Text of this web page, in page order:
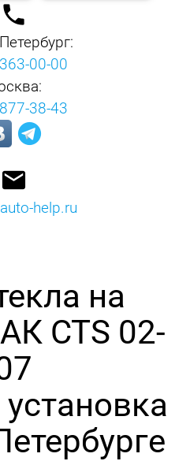
local_phone
00-00
38-43
email
help.ru
на
CTS 02-